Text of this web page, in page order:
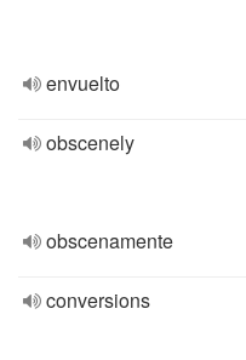
envuelto
obscenely
obscenamente
conversions